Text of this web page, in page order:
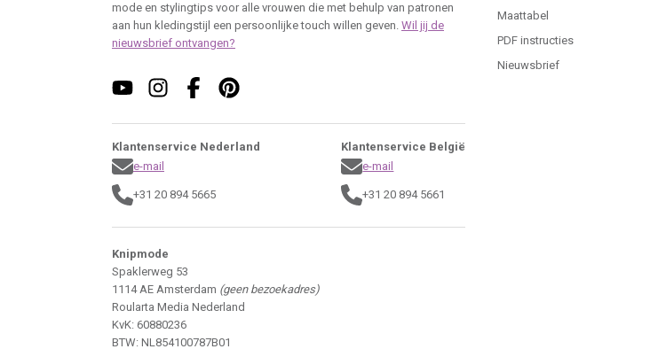
mode en stylingtips voor alle vrouwen die met behulp van patronen
aan hun kledingstijl een persoonlijke touch willen geven. Wil jij de
nieuwsbrief ontvangen?
Klantenservice Nederland
e-mail
+31 20 894 5665
Klantenservice België
e-mail
+31 20 894 5661
Knipmode
Spaklerweg 53
1114 AE Amsterdam (geen bezoekadres)
Roularta Media Nederland
KvK: 60880236
BTW: NL854100787B01
Maattabel
PDF instructies
Nieuwsbrief